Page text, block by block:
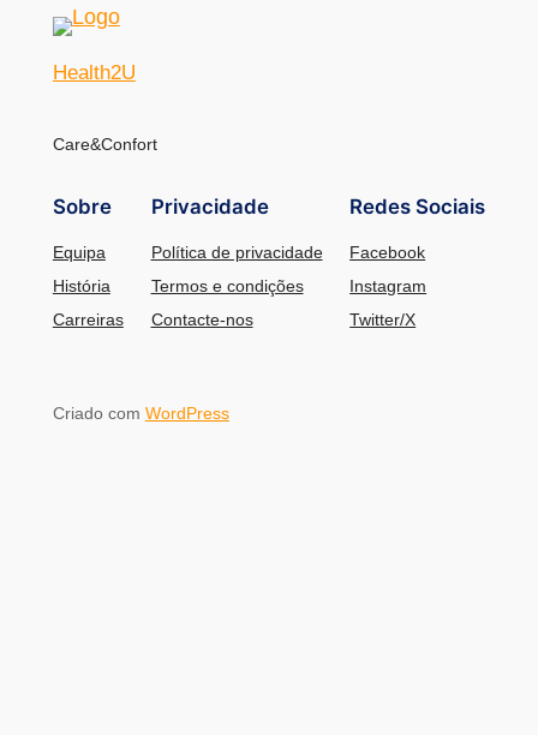
Health2U
Care&Confort
Sobre
Equipa
História
Carreiras
Privacidade
Política de privacidade
Termos e condições
Contacte-nos
Redes Sociais
Facebook
Instagram
Twitter/X
Criado com WordPress